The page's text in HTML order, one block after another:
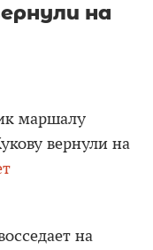
на
маршалу
вернули на
на